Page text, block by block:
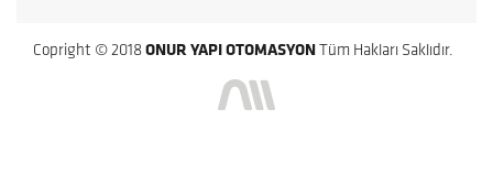
Copright © 2018 ONUR YAPI OTOMASYON Tüm Hakları Saklıdır.